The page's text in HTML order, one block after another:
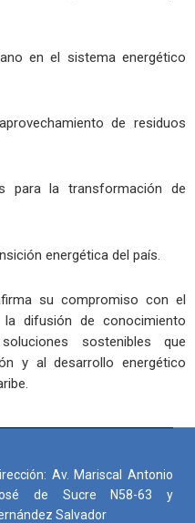
en el sistema energético
de residuos
para la transformación de
energética del país.
su compromiso con el
la difusión de conocimiento
sostenibles que
y al desarrollo energético
Av. Mariscal Antonio
de Sucre N58-63 y
Salvador